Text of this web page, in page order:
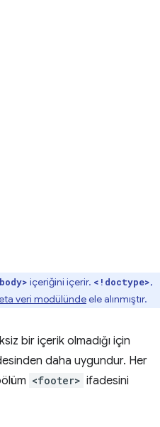
içeriğini içerir. <!doctype>,
veri modülündeele alınmıştır.
bir içerik olmadığı için
daha uygundur. Her
<footer> ifadesini